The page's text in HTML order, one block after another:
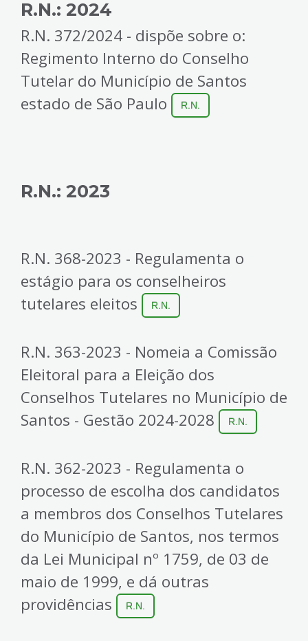
R.N.: 2024
R.N. 372/2024 - dispõe sobre o:
Regimento Interno do Conselho
Tutelar do Município de Santos
estado de São Paulo
R.N.
R.N.: 2023
R.N. 368-2023 - Regulamenta o
estágio para os conselheiros
tutelares eleitos
R.N.
R.N. 363-2023 - Nomeia a Comissão
Eleitoral para a Eleição dos
Conselhos Tutelares no Município de
Santos - Gestão 2024-2028
R.N.
R.N. 362-2023 - Regulamenta o
processo de escolha dos candidatos
a membros dos Conselhos Tutelares
do Município de Santos, nos termos
da Lei Municipal nº 1759, de 03 de
maio de 1999, e dá outras
providências
R.N.